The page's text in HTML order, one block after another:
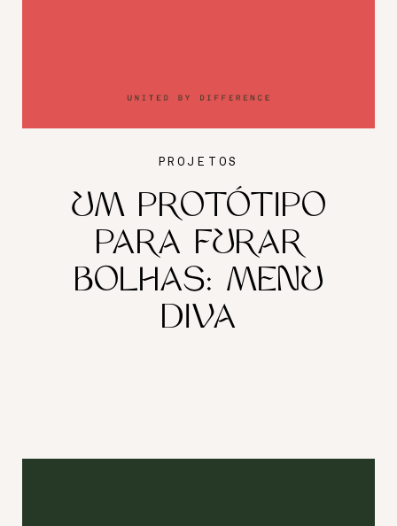
PROJETOS
UM PROTÓTIPO
PARA FURAR
BOLHAS: MENU
DIVA